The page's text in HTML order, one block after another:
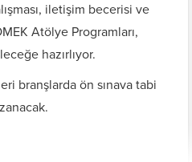
iletişim becerisi ve
Atölye Programları,
hazırlıyor.
branşlarda ön sınava tabi